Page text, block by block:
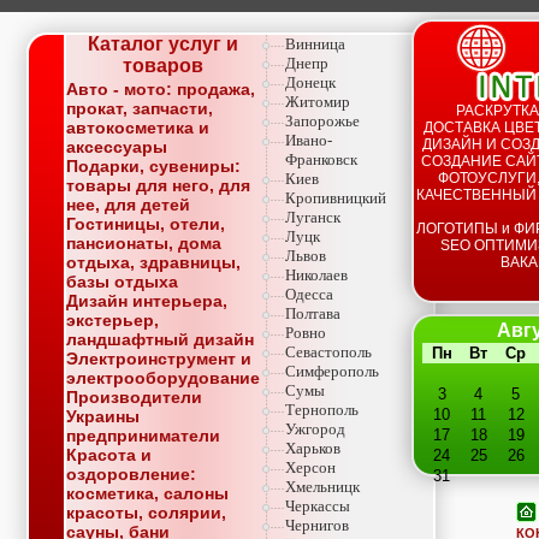
Каталог услуг и
товаров
Авто - мото: продажа,
прокат, запчасти,
автокосметика и
аксессуары
Подарки, сувениры:
товары для него, для
нее, для детей
Гостиницы, отели,
пансионаты, дома
отдыха, здравницы,
базы отдыха
Дизайн интерьера,
экстерьер,
ландшафтный дизайн
Электроинструмент и
электрооборудование
Производители
Украины
предприниматели
Красота и
оздоровление:
косметика, салоны
красоты, солярии,
сауны, бани
Винница
Днепр
Донецк
Житомир
Запорожье
Ивано-
Франковск
Киев
Кропивницкий
Луганск
Луцк
Львов
Николаев
Одесса
Полтава
Ровно
Севастополь
Симферополь
Сумы
Тернополь
Ужгород
Харьков
Херсон
Хмельницк
Черкассы
Чернигов
ДОСТАВКА
ДИЗАЙН И
СОЗДАНИЕ
ЛОГОТИПЫ и
SEO
Пн Вт Ср
3 4
5
10
11
12
17
18
19
24
25
26
31